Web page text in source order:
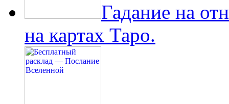
Гадание на
на картах Таро.